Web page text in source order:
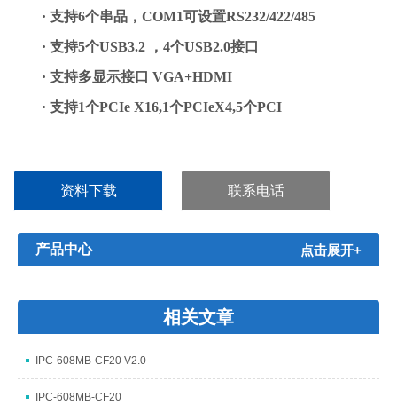
· 支持6个串品，COM1可设置RS232/422/485
· 支持5个USB3.2 ，4个USB2.0接口
· 支持多显示接口 VGA+HDMI
· 支持1个PCIe X16,1个PCIeX4,5个PCI
资料下载 联系电话
产品中心 点击展开+
相关文章
IPC-608MB-CF20 V2.0
IPC-608MB-CF20